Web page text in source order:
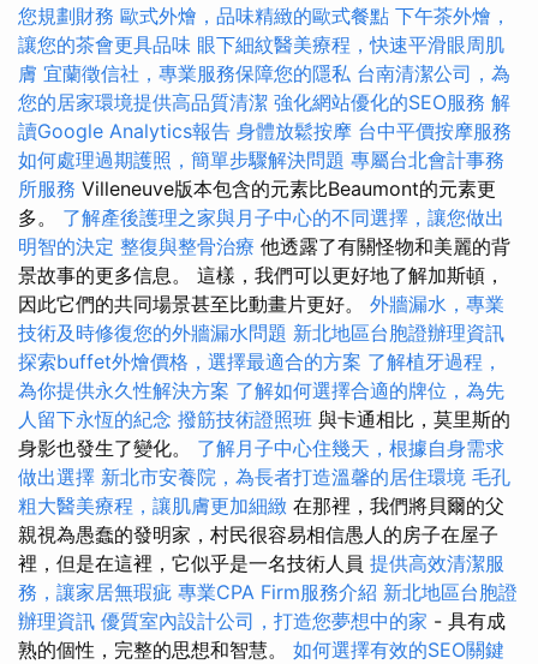
您規劃財務 歐式外燴，品味精緻的歐式餐點 下午茶外燴，
讓您的茶會更具品味 眼下細紋醫美療程，快速平滑眼周肌
膚 宜蘭徵信社，專業服務保障您的隱私 台南清潔公司，為
您的居家環境提供高品質清潔 強化網站優化的SEO服務 解
讀Google Analytics報告 身體放鬆按摩 台中平價按摩服務
如何處理過期護照，簡單步驟解決問題 專屬台北會計事務
所服務 Villeneuve版本包含的元素比Beaumont的元素更
多。 了解產後護理之家與月子中心的不同選擇，讓您做出
明智的決定 整復與整骨治療 他透露了有關怪物和美麗的背
景故事的更多信息。 這樣，我們可以更好地了解加斯頓，
因此它們的共同場景甚至比動畫片更好。 外牆漏水，專業
技術及時修復您的外牆漏水問題 新北地區台胞證辦理資訊
探索buffet外燴價格，選擇最適合的方案 了解植牙過程，
為你提供永久性解決方案 了解如何選擇合適的牌位，為先
人留下永恆的紀念 撥筋技術證照班 與卡通相比，莫里斯的
身影也發生了變化。 了解月子中心住幾天，根據自身需求
做出選擇 新北市安養院，為長者打造溫馨的居住環境 毛孔
粗大醫美療程，讓肌膚更加細緻 在那裡，我們將貝爾的父
親視為愚蠢的發明家，村民很容易相信愚人的房子在屋子
裡，但是在這裡，它似乎是一名技術人員 提供高效清潔服
務，讓家居無瑕疵 專業CPA Firm服務介紹 新北地區台胞證
辦理資訊 優質室內設計公司，打造您夢想中的家 - 具有成
熟的個性，完整的思想和智慧。 如何選擇有效的SEO關鍵